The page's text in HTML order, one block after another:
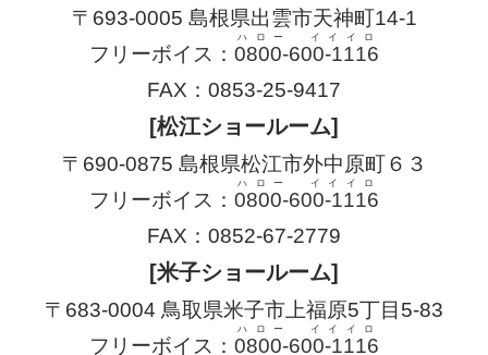
〒693-0005 島根県出雲市天神町14-1
フリーボイス： 0800-600-1116
ハロー イイイロ
FAX：0853-25-9417
[松江ショールーム]
〒690-0875 島根県松江市外中原町６３
フリーボイス： 0800-600-1116
ハロー イイイロ
FAX：0852-67-2779
[米子ショールーム]
〒683-0004 鳥取県米子市上福原5丁目5-83
フリーボイス： 0800-600-1116
ハロー イイイロ